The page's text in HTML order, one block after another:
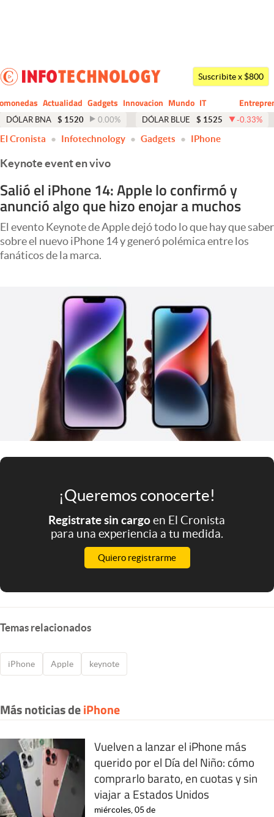
Dólar
Economía y Política
Finanzas y Mercados
Mercados Online
Negocios
Columnistas
Otras secciones
Apertura
Mundial 2026
Eventos Corporativos
El Cronista Studio
abre en nueva pestaña
Suscribite x $800
Actualidad Gadgets Innovacion Mundo
CIO
IT
Business
DÓLAR BNA $ 1520 0.00% DÓLAR BLUE $ 1525 -0.33%
El Cronista Infotechnology Gadgets IPhone
Keynote event en vivo
Salió el iPhone 14: Apple lo confirmó y
anunció algo que hizo enojar a muchos
El evento Keynote de Apple dejó todo lo que hay que saber
sobre el nuevo iPhone 14 y generó polémica entre los
fanáticos de la marca.
¡Queremos conocerte!
Registrate sin cargoen El Cronista
para una experiencia a tu medida.
Quiero registrarme
Temas relacionados
iPhone Apple keynote
Más noticias deiPhone
Vuelven a lanzar el iPhone más
querido por el Día del Niño: cómo
comprarlo barato, en cuotas y sin
viajar a Estados Unidos
miércoles, 05 de